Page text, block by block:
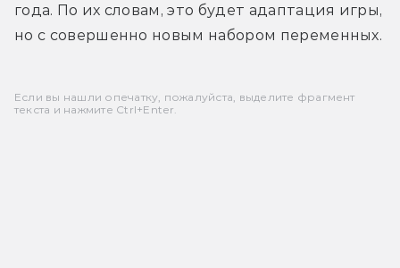
года. По их словам, это будет адаптация игры,
но с совершенно новым набором переменных.
Если вы нашли опечатку, пожалуйста, выделите фрагмент
текста и нажмите Ctrl+Enter.